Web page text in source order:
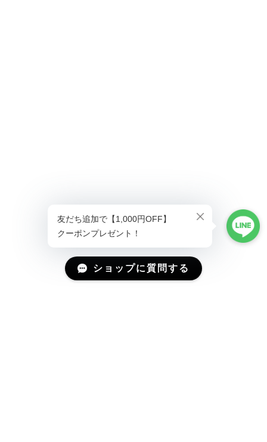
ショップに質問する